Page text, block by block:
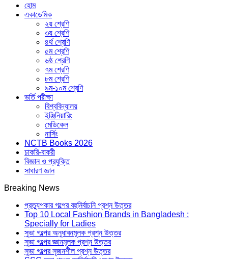
হোম
একাডেমিক
২য় শ্রেণি
৩য় শ্রেণি
৪র্থ শ্রেণি
৫ম শ্রেণি
৬ষ্ঠ শ্রেণি
৭ম শ্রেণি
৮ম শ্রেণি
৯ম-১০ম শ্রেণি
ভর্তি পরীক্ষা
বিশ্ববিদ্যালয়
ইঞ্জিনিয়ারিং
মেডিকেল
নার্সিং
NCTB Books 2026
চাকরি-বাকরী
বিজ্ঞান ও প্রযুক্তি
সাধারণ জ্ঞান
Breaking News
প্রত্যুপকার গল্পের বহুনির্বাচনি প্রশ্ন উত্তর
Top 10 Local Fashion Brands in Bangladesh :
Specially for Ladies
সুভা গল্পের অনুধাবনমূলক প্রশ্ন উত্তর
সুভা গল্পের জ্ঞানমূলক প্রশ্ন উত্তর
সুভা গল্পের সৃজনশীল প্রশ্ন উত্তর